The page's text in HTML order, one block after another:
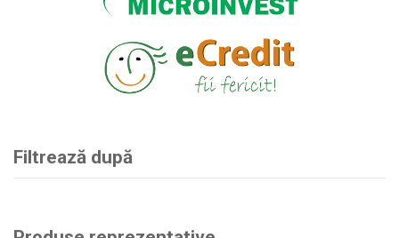
Filtrează după